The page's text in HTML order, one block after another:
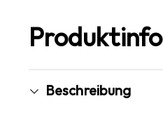
Beschreibung